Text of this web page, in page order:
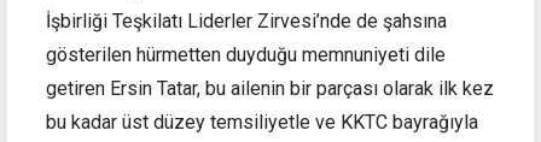
İşbirliği Teşkilatı Liderler Zirvesi’nde de şahsına
gösterilen hürmetten duyduğu memnuniyeti dile
getiren Ersin Tatar, bu ailenin bir parçası olarak ilk kez
bu kadar üst düzey temsiliyetle ve KKTC bayrağıyla